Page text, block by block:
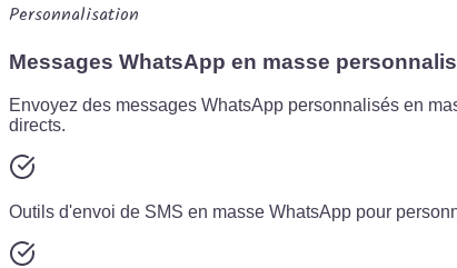
Personnalisation
Messages WhatsApp en masse
Envoyez des messages WhatsApp personnalisés en
directs.
Outils d'envoi de SMS en masse WhatsApp pour